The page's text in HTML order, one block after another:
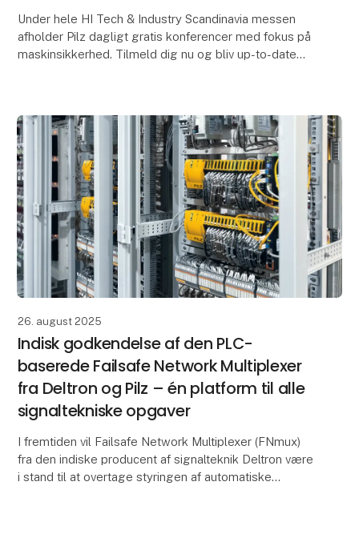
Under hele HI Tech & Industry Scandinavia messen
afholder Pilz dagligt gratis konferencer med fokus på
maskinsikkerhed. Tilmeld dig nu og bliv up-to-date
26. august 2025
Indisk godkendelse af den PLC-
baserede Failsafe Network Multiplexer
fra Deltron og Pilz – én platform til alle
signaltekniske opgaver
I fremtiden vil Failsafe Network Multiplexer (FNmux)
fra den indiske producent af signalteknik Deltron være
i stand til at overtage styringen af automatiske